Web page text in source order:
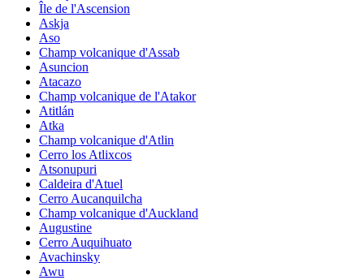
Île de l'Ascension
Askja
Aso
Champ volcanique d'Assab
Asuncion
Atacazo
Champ volcanique de l'Atakor
Atitlán
Atka
Champ volcanique d'Atlin
Cerro los Atlixcos
Atsonupuri
Caldeira d'Atuel
Cerro Aucanquilcha
Champ volcanique d'Auckland
Augustine
Cerro Auquihuato
Avachinsky
Awu